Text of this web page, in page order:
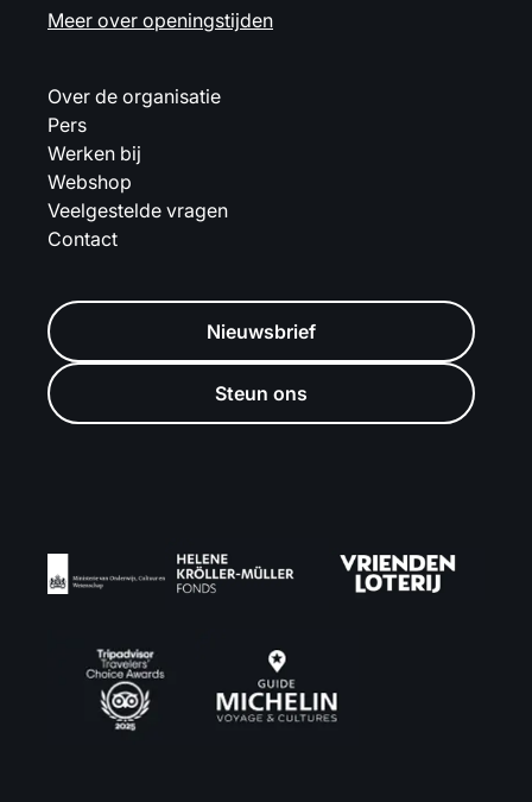
Meer over openingstijden
Over de organisatie
Pers
Werken bij
Webshop
Veelgestelde vragen
Contact
Nieuwsbrief
Steun ons